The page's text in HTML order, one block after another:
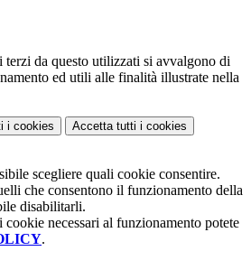
terzi da questo utilizzati si avvalgono di
ed utili alle finalità illustrate nella
i cookies Accetta tutti i cookies
scegliere quali cookie consentire.
che consentono il funzionamento della
disabilitarli.
cookie necessari al funzionamento potete
.